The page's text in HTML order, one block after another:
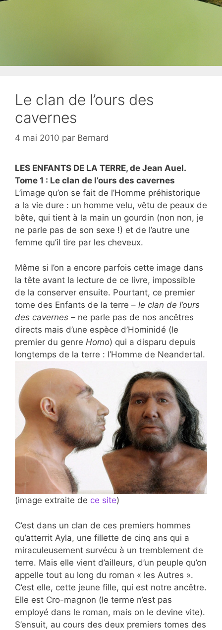
Le clan de l’ours des
cavernes
4 mai 2010 par Bernard
LES ENFANTS DE LA TERRE, de Jean Auel.
Tome 1 : Le clan de l’ours des cavernes
L’image qu’on se fait de l’Homme préhistorique
a la vie dure : un homme velu, vêtu de peaux de
bête, qui tient à la main un gourdin (non non, je
ne parle pas de son sexe !) et de l’autre une
femme qu’il tire par les cheveux.
Même si l’on a encore parfois cette image dans
la tête avant la lecture de ce livre, impossible
de la conserver ensuite. Pourtant, ce premier
tome des Enfants de la terre – le clan de l’ours
des cavernes – ne parle pas de nos ancêtres
directs mais d’une espèce d’Hominidé (le
premier du genre Homo) qui a disparu depuis
longtemps de la terre : l’Homme de Neandertal.
(image extraite de ce site)
C’est dans un clan de ces premiers hommes
qu’atterrit Ayla, une fillette de cinq ans qui a
miraculeusement survécu à un tremblement de
terre. Mais elle vient d’ailleurs, d’un peuple qu’on
appelle tout au long du roman « les Autres ».
C’est elle, cette jeune fille, qui est notre ancêtre.
Elle est Cro-magnon (le terme n’est pas
employé dans le roman, mais on le devine vite).
S’ensuit, au cours des deux premiers tomes des